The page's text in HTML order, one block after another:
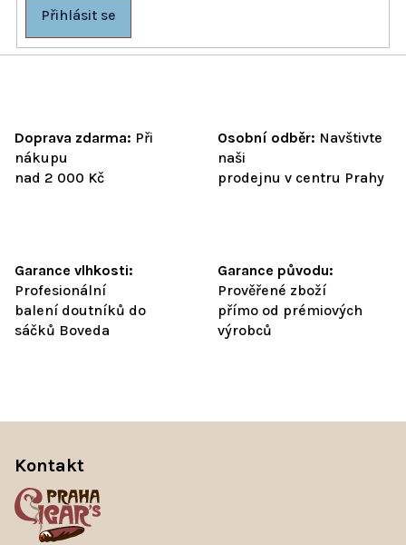
Přihlásit se
Doprava zdarma: Při
nákupu
nad 2 000 Kč
Osobní odběr: Navštivte
naši
prodejnu v centru Prahy
Garance vlhkosti:
Profesionální
balení doutníků do
sáčků Boveda
Garance původu:
Prověřené zboží
přímo od prémiových
výrobců
Kontakt